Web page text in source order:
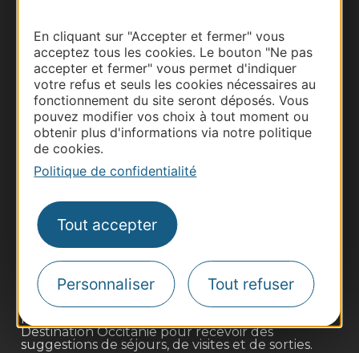
En cliquant sur "Accepter et fermer" vous
acceptez tous les cookies. Le bouton "Ne pas
accepter et fermer" vous permet d'indiquer
votre refus et seuls les cookies nécessaires au
fonctionnement du site seront déposés. Vous
pouvez modifier vos choix à tout moment ou
obtenir plus d'informations via notre politique
de cookies.
Politique de confidentialité
Tout accepter
Personnaliser Tout refuser
Thermalisme
Pros d'Occitanie
Site presse et d'influence
Voyagistes
Destination Sport
Inscrivez-vous à la lettre d'information
Destination Occitanie pour recevoir des
suggestions de séjours, de visites et de sorties.